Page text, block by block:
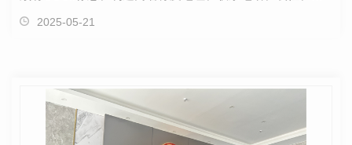
定电压、..号、生产日期、检验员印章等信息。地线需…
2025-05-21